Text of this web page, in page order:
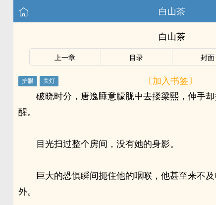
白山茶
白山茶
上一章 目录 封面
〔加入书签〕
破晓时分，唐逸睡意朦胧中去搂梁熙，伸手
醒。
目光扫过整个房间，没有她的身影。
巨大的恐惧瞬间扼住他的咽喉，他甚至来不
外。